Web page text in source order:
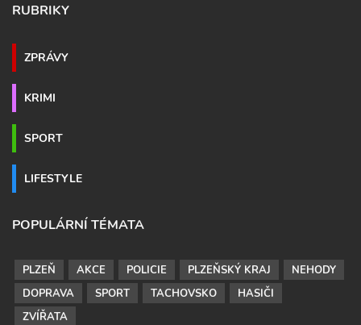
RUBRIKY
ZPRÁVY
KRIMI
SPORT
LIFESTYLE
POPULÁRNÍ TÉMATA
PLZEŇ AKCE POLICIE PLZEŇSKÝ KRAJ
NEHODY
DOPRAVA
SPORT TACHOVSKO
HASIČI
ZVÍŘATA